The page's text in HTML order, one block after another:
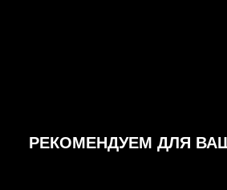
РЕКОМЕНДУЕМ ДЛЯ